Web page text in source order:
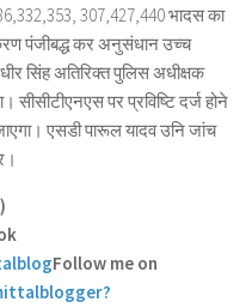
307,427,440 भादस का
पंजीबद्ध कर अनुसंधान उच्च
सिंह अतिरिक्त पुलिस अधीक्षक
पर प्रविष्टि दर्ज होने
एसडी पारूल यादव उनि जांच
Follow me on